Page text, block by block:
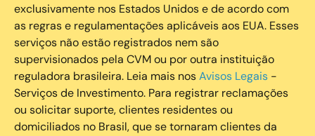
exclusivamente nos Estados Unidos e de acordo com
as regras e regulamentações aplicáveis aos EUA. Esses
serviços não estão registrados nem são
supervisionados pela CVM ou por outra instituição
reguladora brasileira. Leia mais nosAvisos Legais -
Serviços de Investimento. Para registrar reclamações
ou solicitar suporte, clientes residentes ou
domiciliados no Brasil, que se tornaram clientes da